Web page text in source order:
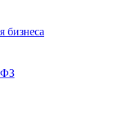
бизнеса
ФЗ